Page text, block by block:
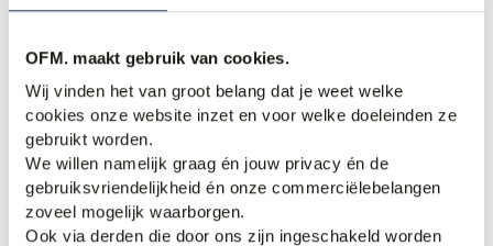
OFM. maakt gebruik van cookies.
Wij vinden het van groot belang dat je weet welke
cookies onze website inzet en voor welke doeleinden ze
gebruikt worden.
We willen namelijk graag én jouw privacy én de
gebruiksvriendelijkheid én onze commerciëlebelangen
zoveel mogelijk waarborgen.
Ook via derden die door ons zijn ingeschakeld worden
3 halen, 1 betalen